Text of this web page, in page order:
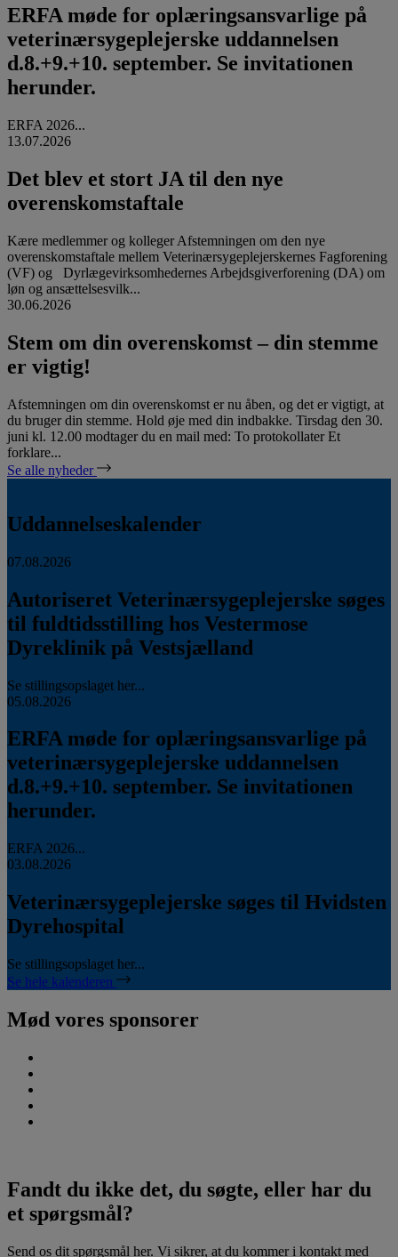
ERFA møde for oplæringsansvarlige på
veterinærsygeplejerske uddannelsen
d.8.+9.+10. september. Se invitationen
herunder.
ERFA 2026...
13.07.2026
Det blev et stort JA til den nye
overenskomstaftale
Kære medlemmer og kolleger Afstemningen om den nye
overenskomstaftale mellem Veterinærsygeplejerskernes Fagforening
(VF) og Dyrlægevirksomhedernes Arbejdsgiverforening (DA) om
løn og ansættelsesvilk...
30.06.2026
Stem om din overenskomst – din stemme
er vigtig!
Afstemningen om din overenskomst er nu åben, og det er vigtigt, at
du bruger din stemme. Hold øje med din indbakke. Tirsdag den 30.
juni kl. 12.00 modtager du en mail med: To protokollater Et
forklare...
Se alle nyheder
Uddannelseskalender
07.08.2026
Autoriseret Veterinærsygeplejerske søges
til fuldtidsstilling hos Vestermose
Dyreklinik på Vestsjælland
Se stillingsopslaget her...
05.08.2026
ERFA møde for oplæringsansvarlige på
veterinærsygeplejerske uddannelsen
d.8.+9.+10. september. Se invitationen
herunder.
ERFA 2026...
03.08.2026
Veterinærsygeplejerske søges til Hvidsten
Dyrehospital
Se stillingsopslaget her...
Se hele kalenderen
Mød vores sponsorer
Fandt du ikke det, du søgte, eller har du
et spørgsmål?
Send os dit spørgsmål her. Vi sikrer, at du kommer i kontakt med